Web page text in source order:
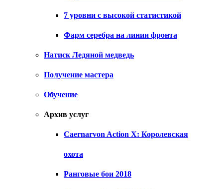
7 уровни с высокой статистикой
Фарм серебра на линии фронта
Натиск Ледяной медведь
Получение мастера
Обучение
Архив услуг
Caernarvon Action X: Королевская
охота
Ранговые бои 2018